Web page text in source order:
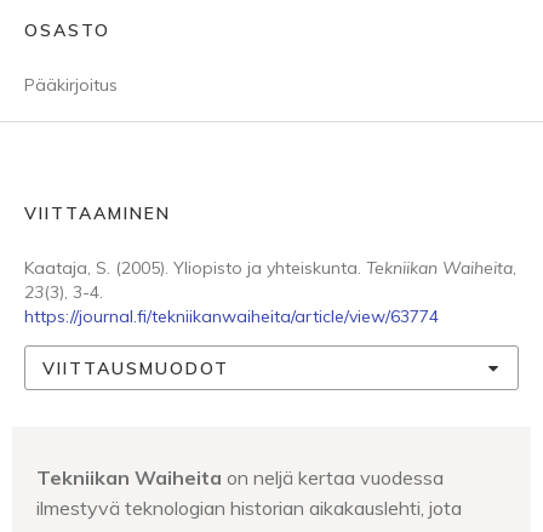
OSASTO
Pääkirjoitus
VIITTAAMINEN
Kaataja, S. (2005). Yliopisto ja yhteiskunta. Tekniikan Waiheita,
23(3), 3-4.
https://journal.fi/tekniikanwaiheita/article/view/63774
VIITTAUSMUODOT
Tekniikan Waiheita on neljä kertaa vuodessa
ilmestyvä teknologian historian aikakauslehti, jota